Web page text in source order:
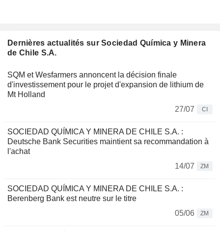
Dernières actualités sur Sociedad Química y Minera
de Chile S.A.
SQM et Wesfarmers annoncent la décision finale
d'investissement pour le projet d'expansion de lithium de
Mt Holland
27/07
CI
SOCIEDAD QUÍMICA Y MINERA DE CHILE S.A. :
Deutsche Bank Securities maintient sa recommandation à
l'achat
14/07
ZM
SOCIEDAD QUÍMICA Y MINERA DE CHILE S.A. :
Berenberg Bank est neutre sur le titre
05/06
ZM